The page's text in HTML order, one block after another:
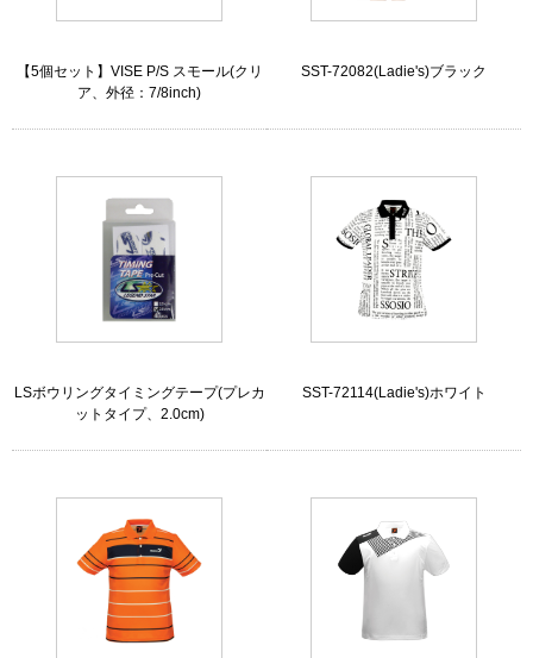
【5個セット】VISE P/S スモール(クリ
ア、外径：7/8inch)
SST-72082(Ladie's)ブラック
LSボウリングタイミングテープ(プレカ
ットタイプ、2.0cm)
SST-72114(Ladie's)ホワイト